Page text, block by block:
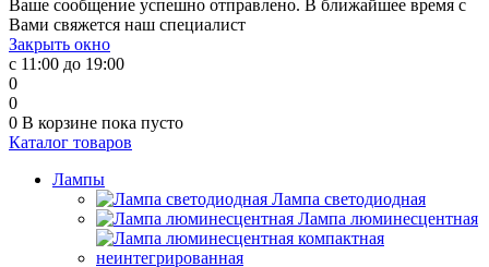
Ваше сообщение успешно отправлено. В ближайшее время с
Вами свяжется наш специалист
Закрыть окно
с 11:00 до 19:00
0
0
0 В корзине пока пусто
Каталог товаров
Лампы
Лампа светодиодная
Лампа люминесцентная